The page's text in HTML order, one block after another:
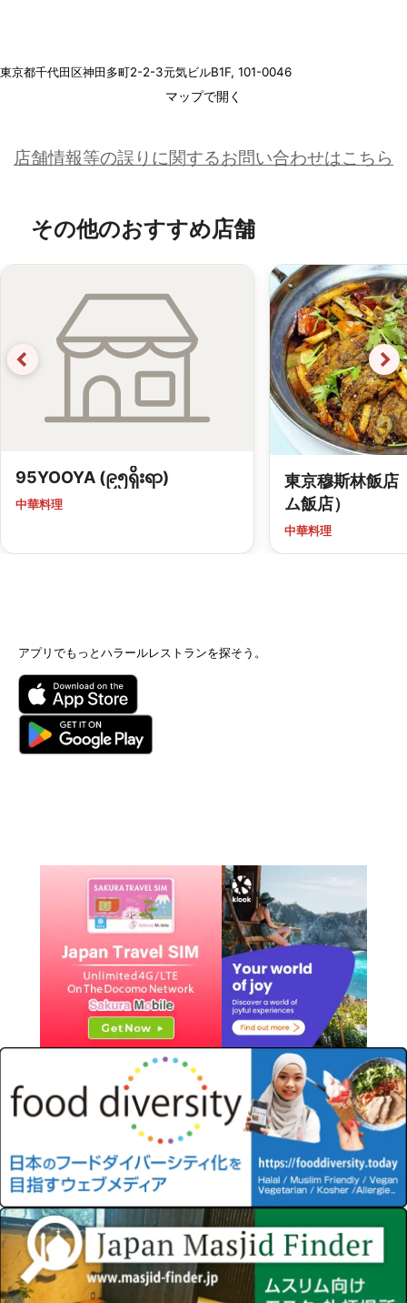
東京都千代田区神田多町2-2-3元気ビルB1F, 101-0046
マップで開く
店舗情報等の誤りに関するお問い合わせはこちら
その他のおすすめ店舗
95YOOYA (၉၅ရိုးရာ)
中華料理
東京穆斯林飯店
ム飯店）
中華料理
アプリでもっとハラールレストランを探そう。